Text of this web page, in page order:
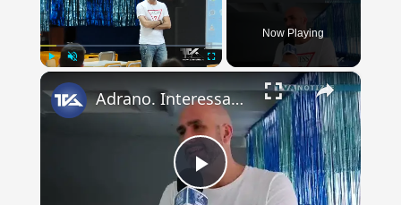
Now Playing
×
Play
Adrano. Interessante incontro al liceo “Verga” con il prof. Fabio Gamberini. Studenti del Linguistic